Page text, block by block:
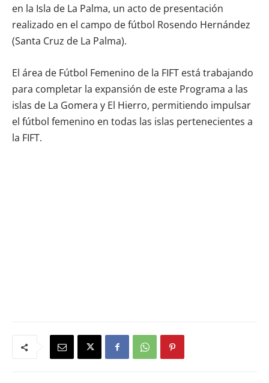
en la Isla de La Palma, un acto de presentación
realizado en el campo de fútbol Rosendo Hernández
(Santa Cruz de La Palma).
El área de Fútbol Femenino de la FIFT está trabajando
para completar la expansión de este Programa a las
islas de La Gomera y El Hierro, permitiendo impulsar
el fútbol femenino en todas las islas pertenecientes a
la FIFT.